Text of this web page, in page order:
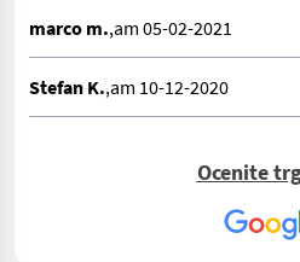
marco m.,am 05-02-2021
Stefan K.,am 10-12-2020
Ocenite